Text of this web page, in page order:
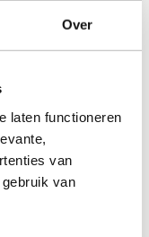
Over
laten functioneren
van
van
in huis
vanaf 25,-